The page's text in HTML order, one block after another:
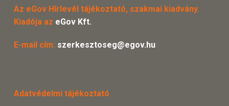
Az eGov Hírlevél tájékoztató, szakmai kiadvány.
Kiadója az eGov Kft.
E-mail cím: szerkesztoseg@egov.hu
Adatvédelmi tájékoztató